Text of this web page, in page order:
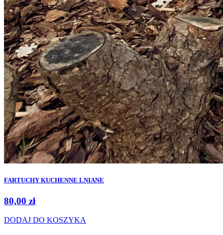
FARTUCHY KUCHENNE LNIANE
80,00 zł
DODAJ DO KOSZYKA